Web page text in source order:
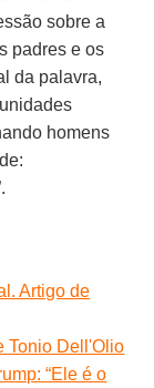
sobre a
padres e os
da palavra,
homens
Artigo de
Tonio Dell'Olio
“Ele é o